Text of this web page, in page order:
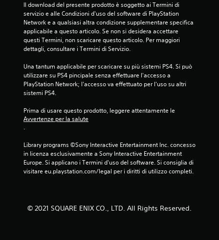
Il download del presente prodotto è soggetto ai Termini di
servizio e alle Condizioni d'uso del software di PlayStation
Network e a qualsiasi altra condizione supplementare specifica
applicabile a questo articolo. Se non si desidera accettare
questi Termini, non scaricare questo articolo. Per maggiori
dettagli, consultare i Termini di Servizio.
Una tantum applicabile per scaricare su più sistemi PS4. Si può
utilizzare su PS4 pincipale senza effettuare l'accesso a
PlayStation Network; l'accesso va effettuato per l'uso su altri
sistemi PS4.
Prima di usare questo prodotto, leggere attentamente le
Avvertenze per la salute
.
Library programs ©Sony Interactive Entertainment Inc. concesso
in licenza esclusivamente a Sony Interactive Entertainment
Europe. Si applicano i Termini d'uso del software. Si consiglia di
visitare eu.playstation.com/legal per i diritti di utilizzo completi.
© 2021 SQUARE ENIX CO., LTD. All Rights Reserved.